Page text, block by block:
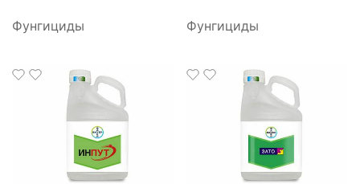
Фунгициды Фунгициды